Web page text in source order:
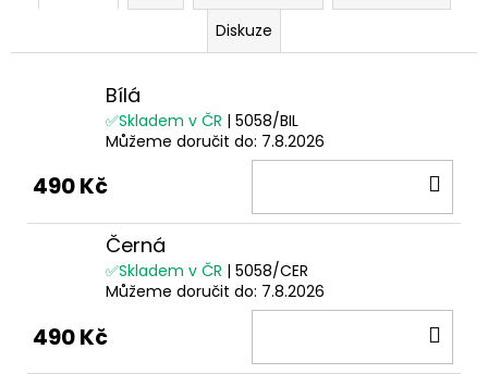
Diskuze
Bílá
✅Skladem v ČR | 5058/BIL
Můžeme doručit do: 7.8.2026
490 Kč
Černá
✅Skladem v ČR | 5058/CER
Můžeme doručit do: 7.8.2026
490 Kč